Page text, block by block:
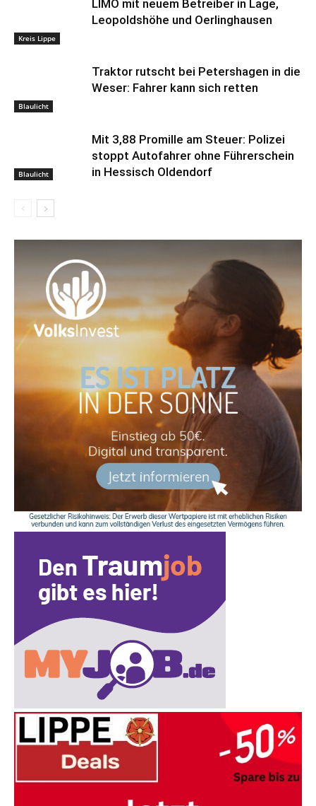
Kreis Lippe
LIMO mit neuem Betreiber in Lage,
Leopoldshöhe und Oerlinghausen
Blaulicht
Traktor rutscht bei Petershagen in die
Weser: Fahrer kann sich retten
Blaulicht
Mit 3,88 Promille am Steuer: Polizei
stoppt Autofahrer ohne Führerschein
in Hessisch Oldendorf